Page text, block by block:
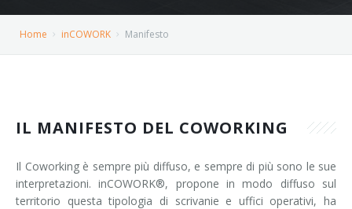
Home inCOWORK Manifesto
IL MANIFESTO DEL COWORKING
Il Coworking è sempre più diffuso, e sempre di più sono le sue
interpretazioni. inCOWORK®, propone in modo diffuso sul
territorio questa tipologia di scrivanie e uffici operativi, ha